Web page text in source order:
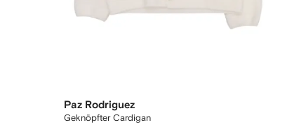
Paz Rodriguez
Geknöpfter Cardigan